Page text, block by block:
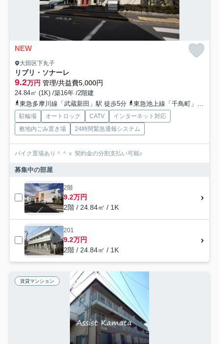
NEW
大田区下丸子
リブリ・ソナーレ
9.2万円 管理/共益費5,000円
24.84㎡ (1K) /築16年 /2階建
東急多摩川線「武蔵新田」駅 徒歩5分
東急池上線「千鳥町」駅 徒歩10分
駐輪場 オートロック CATV
インターネット対応
敷地内ごみ置き場
24時間緊急通報システム
バイク置場あり＾＾ｖ 契約金の分割支払い可能♪
募集中の部屋
2階
9.2万円
2階 / 24.84㎡ / 1K
201
9.2万円
2階 / 24.84㎡ / 1K
賃貸マンション